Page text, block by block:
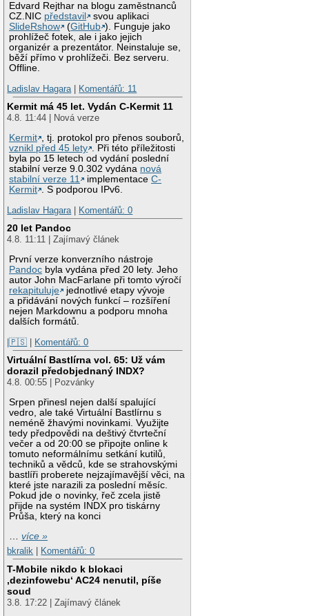
Edvard Rejthar na blogu zaměstnanců
CZ.NIC představil
svou aplikaci
SlideRshow
(GitHub ). Funguje jako
prohlížeč fotek, ale i jako jejich
organizér a prezentátor. Neinstaluje se,
běží přímo v prohlížeči. Bez serveru.
Offline.
Ladislav Hagara | Komentářů: 11
Kermit má 45 let. Vydán C-Kermit 11
4.8. 11:44 | Nová verze
Kermit , tj. protokol pro přenos souborů,
vznikl před 45 lety . Při této příležitosti
byla po 15 letech od vydání poslední
stabilní verze 9.0.302 vydána nová
stabilní verze 11
implementaceC-
Kermit . S podporou IPv6.
Ladislav Hagara | Komentářů: 0
20 let Pandoc
4.8. 11:11 | Zajímavý článek
První verze konverzního nástroje
Pandoc byla vydána před 20 lety. Jeho
autor John MacFarlane při tomto výročí
rekapituluje
jednotlivé etapy vývoje
a přidávání nových funkcí – rozšíření
nejen Markdownu a podporu mnoha
dalších formátů.
|🇵🇸 | Komentářů: 0
Virtuální Bastlírna vol. 65: Už vám
dorazil předobjednaný INDX?
4.8. 00:55 | Pozvánky
Srpen přinesl nejen další spalující
vedro, ale také Virtuální Bastlírnu s
neméně žhavými novinkami. Využijte
tedy předpovědi na deštivý čtvrteční
večer a od 20:00 se připojte online k
tomuto neformálnímu setkání kutilů,
techniků a vědců, kde se strahovskými
bastlíři proberete nejzajímavější věci, na
které jste narazili za poslední měsíc.
Pokud jde o novinky, řeč zcela jistě
přijde na systém INDX pro tiskárny
Průša, který na konci
…více »
bkralik
Komentářů: 0
T-Mobile nikdo k blokaci
‚dezinfowebu‘ AC24 nenutil, píše
soud
3.8. 17:22 | Zajímavý článek